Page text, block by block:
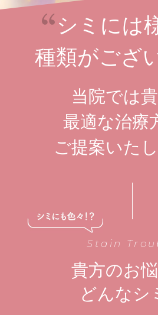
シミには
種類がござ
当院では
最適な治療
ご提案いたし
Stain
貴方のお
どんなシ